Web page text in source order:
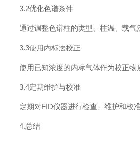
3.2优化色谱条件
通过调整色谱柱的类型、柱温、载
3.3使用内标法校正
使用已知浓度的内标气体作为校正
3.4定期维护与校准
定期对FID仪器进行检查、维护和校
4.总结